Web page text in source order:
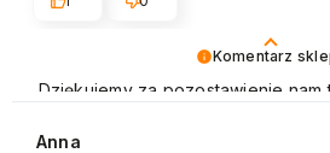
Komentarz
Dziękujemy za pozostawienie nam
recenzja potwierdza nasze
Anna